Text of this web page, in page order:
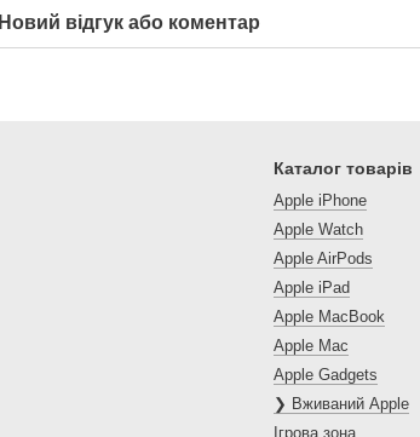
Новий відгук або коментар
Каталог товарів
Apple iPhone
Apple Watch
Apple AirPods
Apple iPad
Apple MacBook
Apple Mac
Apple Gadgets
❯ Вживаний Apple
Ігрова зона